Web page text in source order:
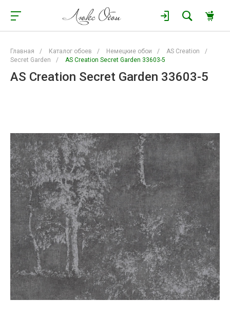
Главная / Каталог обоев / Немецкие обои / AS Creation
/
Secret Garden
/ AS Creation Secret Garden 33603-5
AS Creation Secret Garden 33603-5